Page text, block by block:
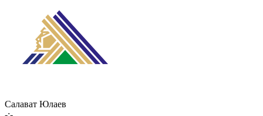
Салават Юлаев